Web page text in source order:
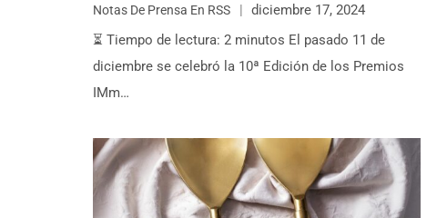
Notas De Prensa En RSS
diciembre 17, 2024
⏳ Tiempo de lectura: 2 minutos El pasado 11 de
diciembre se celebró la 10ª Edición de los Premios
IMm…